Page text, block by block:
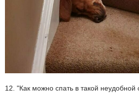
12. "Как можно спать в такой неудобной